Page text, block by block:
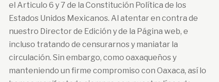
el Articulo 6 y 7 de la Constitución Política de los
Estados Unidos Mexicanos. Al atentar en contra de
nuestro Director de Edición y de la Página web, e
incluso tratando de censurarnos y maniatar la
circulación. Sin embargo, como oaxaqueños y
manteniendo un firme compromiso con Oaxaca, así lo